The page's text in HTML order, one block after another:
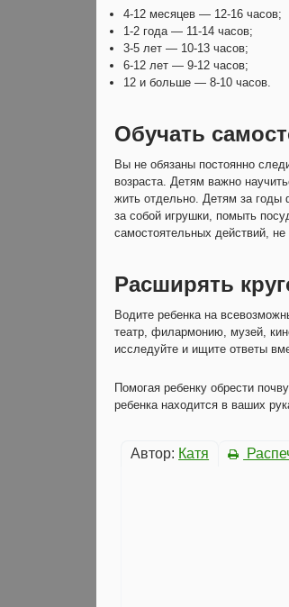
4-12 месяцев — 12-16 часов;
1-2 года — 11-14 часов;
3-5 лет — 10-13 часов;
6-12 лет — 9-12 часов;
12 и больше — 8-10 часов.
Обучать
Вы не обязаны постоянно
возраста. Детям важно
жить отдельно. Детям за годы
за собой игрушки, помыть
самостоятельных действий,
Расширять
Водите ребенка на
театр, филармонию, музей,
исследуйте и ищите ответы
Помогая ребенку обрести
ребенка находится в ваших
Автор: Катя